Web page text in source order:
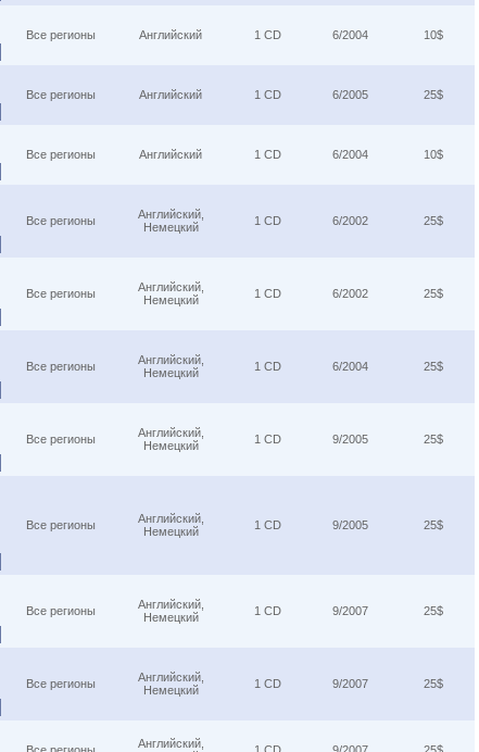
Все регионы Английский 1 CD 6/2004 10$
Все регионы Английский 1 CD 6/2005 25$
Все регионы Английский 1 CD 6/2004 10$
Все регионы
Английский,
Немецкий
1 CD 6/2002 25$
Все регионы
Английский,
Немецкий
1 CD 6/2002 25$
Все регионы
Английский,
Немецкий
1 CD 6/2004 25$
Все регионы
Английский,
Немецкий
1 CD 9/2005 25$
Все регионы
Английский,
Немецкий
1 CD 9/2005 25$
Все регионы
Английский,
Немецкий
1 CD 9/2007 25$
Все регионы
Английский,
Немецкий
1 CD 9/2007 25$
Английский,